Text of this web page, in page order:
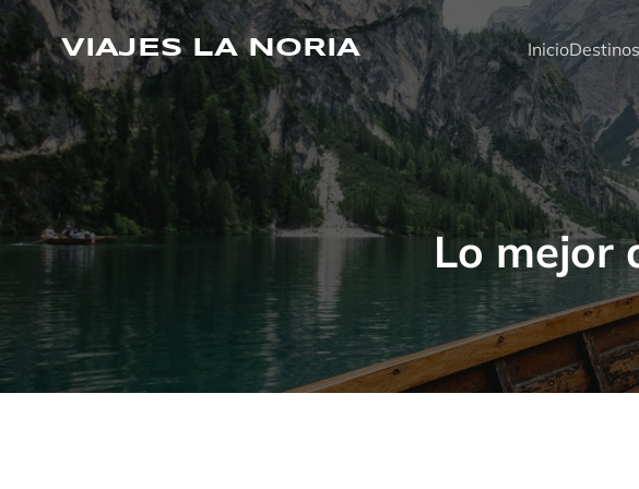
Saltar
al
contenido
VIAJES LA NORIA InicioDestinos
Lo mejor